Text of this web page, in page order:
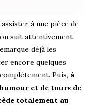
à une pièce de
suit attentivement
déjà les
encore quelques
Puis, à
et de tours de
totalement au